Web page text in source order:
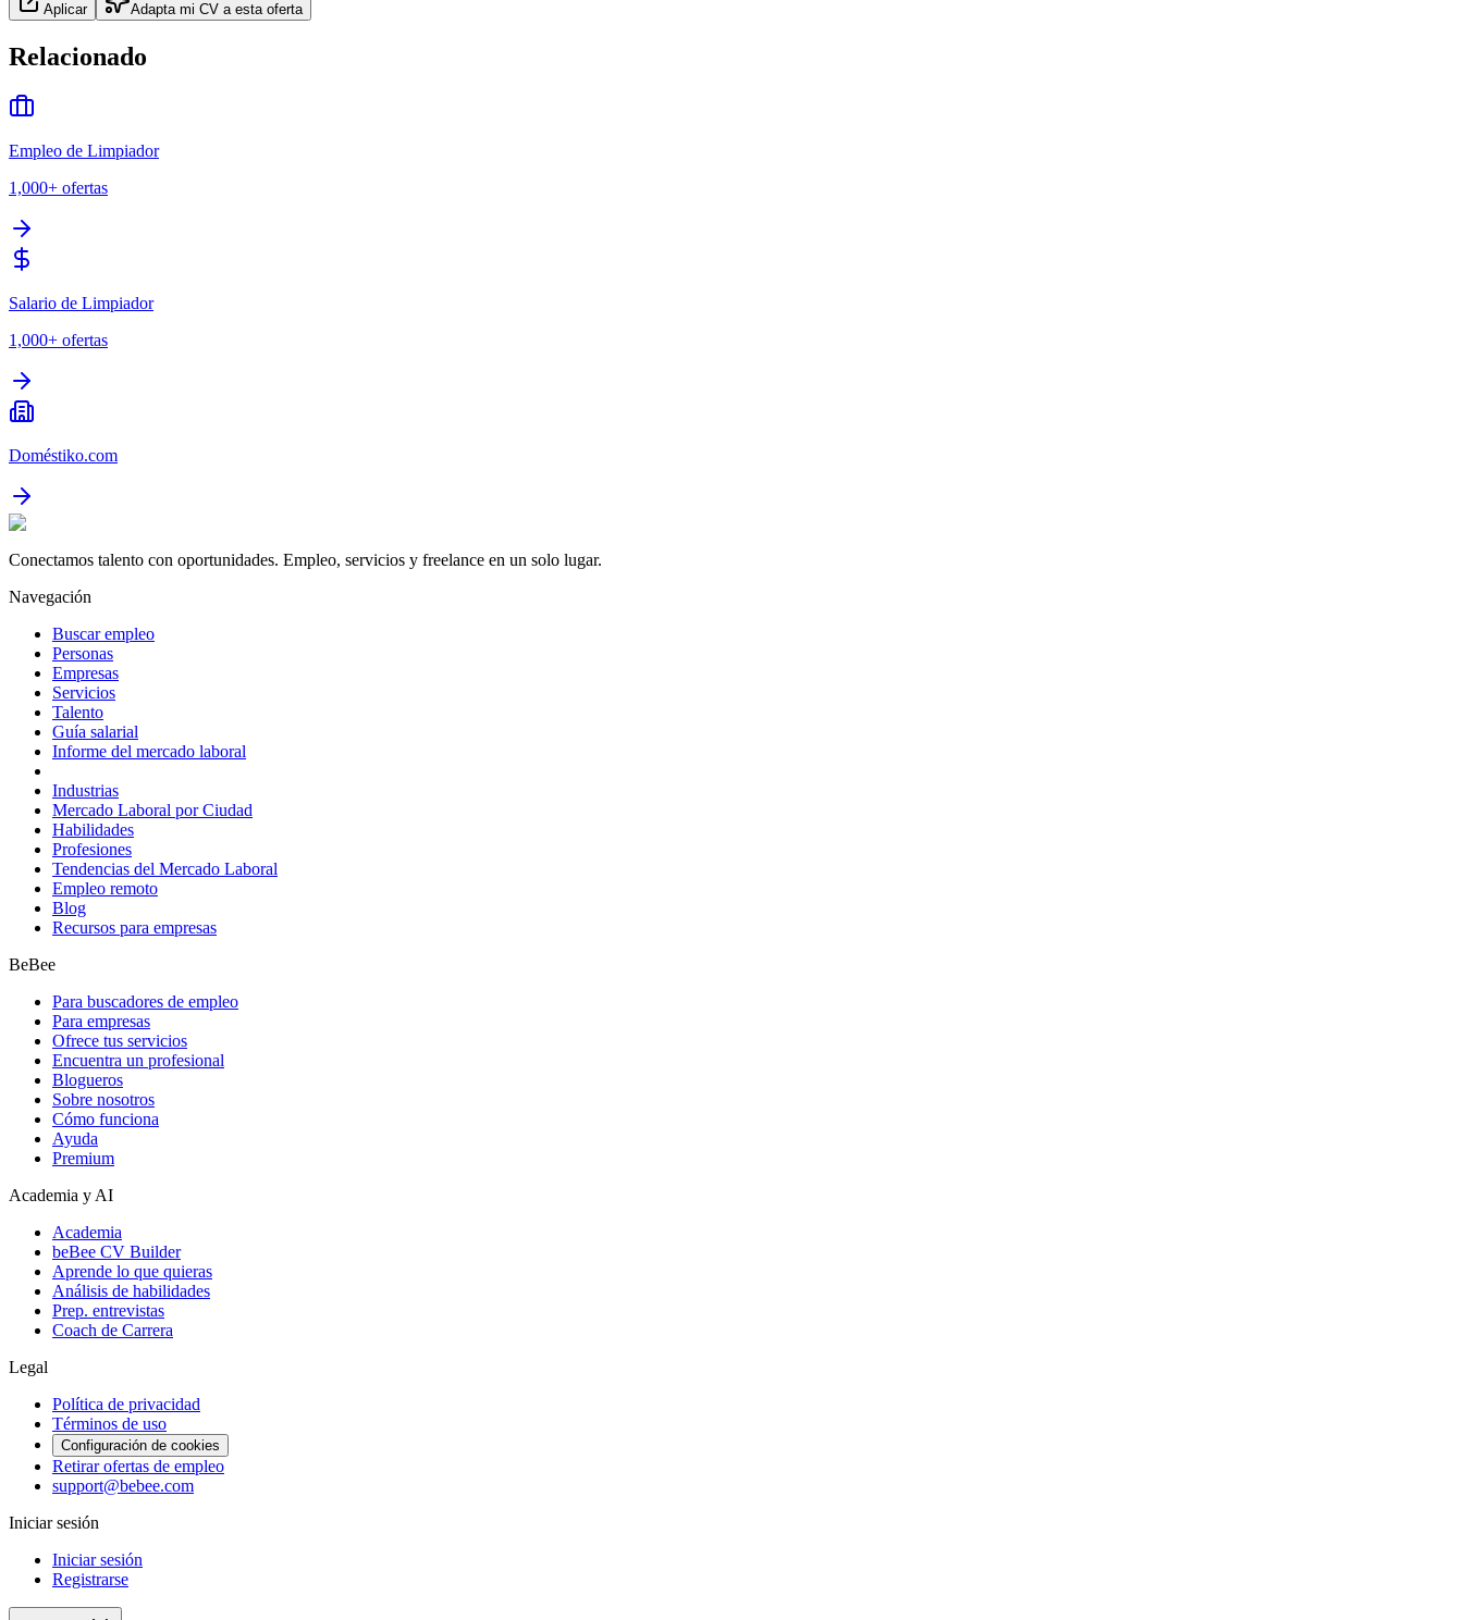
Aplicar Adapta mi CV a esta oferta
Relacionado
Empleo de Limpiador
1,000+ ofertas
Salario de Limpiador
1,000+ ofertas
Doméstiko.com
Conectamos talento con oportunidades. Empleo, servicios y freelance en un solo lugar.
Navegación
Buscar empleo
Personas
Empresas
Servicios
Talento
Guía salarial
Informe del mercado laboral
Industrias
Mercado Laboral por Ciudad
Habilidades
Profesiones
Tendencias del Mercado Laboral
Empleo remoto
Blog
Recursos para empresas
BeBee
Para buscadores de empleo
Para empresas
Ofrece tus servicios
Encuentra un profesional
Blogueros
Sobre nosotros
Cómo funciona
Ayuda
Premium
Academia y AI
Academia
beBee CV Builder
Aprende lo que quieras
Análisis de habilidades
Prep. entrevistas
Coach de Carrera
Legal
Política de privacidad
Términos de uso
Configuración de cookies
Retirar ofertas de empleo
support@bebee.com
Iniciar sesión
Iniciar sesión
Registrarse